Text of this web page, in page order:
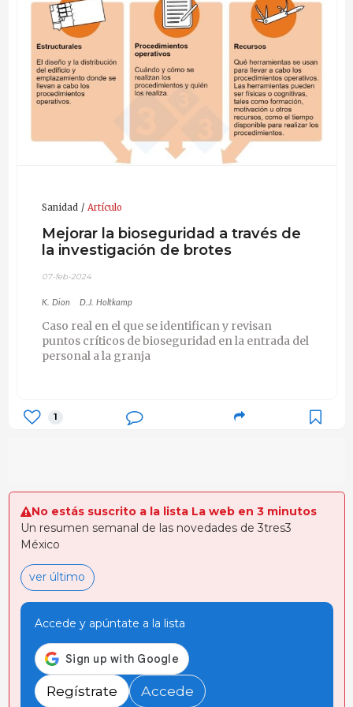
Sanidad Artículo
Mejorar la bioseguridad a través de
la investigación de brotes
07-feb-2024
K. Dion D.J. Holtkamp
Caso real en el que se identifican y revisan
puntos críticos de bioseguridad en la entrada del
personal a la granja
1
No estás suscrito a la lista La web en 3 minutos
Un resumen semanal de las novedades de 3tres3
México
ver último
Accede y apúntate a la lista
Regístrate Accede